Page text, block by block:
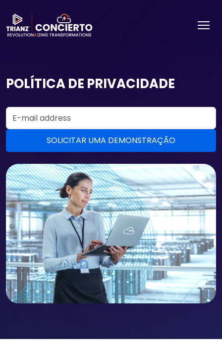
POLÍTICA DE PRIVACIDADE
Email Address